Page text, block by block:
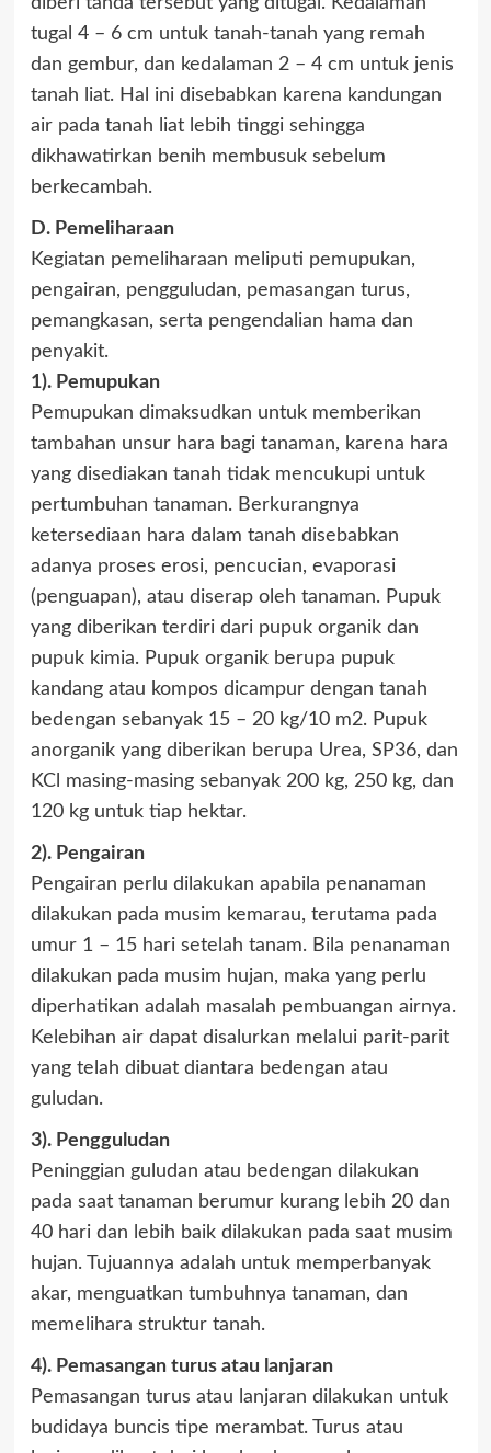
tugal 4 – 6 cm untuk tanah-tanah yang remah
dan gembur, dan kedalaman 2 – 4 cm untuk jenis
tanah liat. Hal ini disebabkan karena kandungan
air pada tanah liat lebih tinggi sehingga
dikhawatirkan benih membusuk sebelum
berkecambah.
D. Pemeliharaan
Kegiatan pemeliharaan meliputi pemupukan,
pengairan, pengguludan, pemasangan turus,
pemangkasan, serta pengendalian hama dan
penyakit.
1). Pemupukan
Pemupukan dimaksudkan untuk memberikan
tambahan unsur hara bagi tanaman, karena hara
yang disediakan tanah tidak mencukupi untuk
pertumbuhan tanaman. Berkurangnya
ketersediaan hara dalam tanah disebabkan
adanya proses erosi, pencucian, evaporasi
(penguapan), atau diserap oleh tanaman. Pupuk
yang diberikan terdiri dari pupuk organik dan
pupuk kimia. Pupuk organik berupa pupuk
kandang atau kompos dicampur dengan tanah
bedengan sebanyak 15 – 20 kg/10 m2. Pupuk
anorganik yang diberikan berupa Urea, SP36, dan
KCl masing-masing sebanyak 200 kg, 250 kg, dan
120 kg untuk tiap hektar.
2). Pengairan
Pengairan perlu dilakukan apabila penanaman
dilakukan pada musim kemarau, terutama pada
umur 1 – 15 hari setelah tanam. Bila penanaman
dilakukan pada musim hujan, maka yang perlu
diperhatikan adalah masalah pembuangan airnya.
Kelebihan air dapat disalurkan melalui parit-parit
yang telah dibuat diantara bedengan atau
guludan.
3). Pengguludan
Peninggian guludan atau bedengan dilakukan
pada saat tanaman berumur kurang lebih 20 dan
40 hari dan lebih baik dilakukan pada saat musim
hujan. Tujuannya adalah untuk memperbanyak
akar, menguatkan tumbuhnya tanaman, dan
memelihara struktur tanah.
4). Pemasangan turus atau lanjaran
Pemasangan turus atau lanjaran dilakukan untuk
budidaya buncis tipe merambat. Turus atau